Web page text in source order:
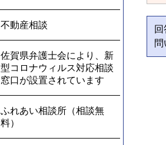
不動産相談
佐賀県弁護士会により、新
型コロナウィルス対応相談
窓口が設置されています
ふれあい相談所（相談無
料）